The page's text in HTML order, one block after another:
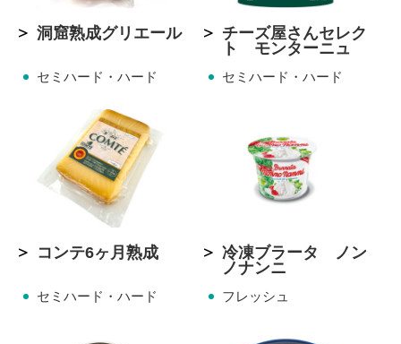
洞窟熟成グリエール
セミハード・ハード
チーズ屋さんセレク
ト モンターニュ
セミハード・ハード
コンテ6ヶ月熟成
セミハード・ハード
冷凍ブラータ ノン
ノナンニ
フレッシュ